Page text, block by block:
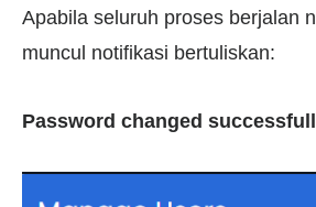
Apabila seluruh proses berjalan
muncul notifikasi bertuliskan:
Password changed